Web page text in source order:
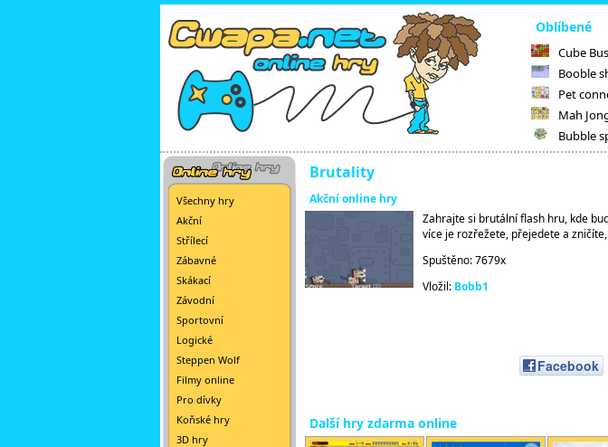
Oblíbené
Cube
Booble
Pet
Mah
Bubble
Všechny hry
Akční
Střílecí
Zábavné
Skákací
Závodní
Sportovní
Logické
Steppen Wolf
Filmy online
Pro dívky
Koňské hry
3D hry
Brutality
Akční online hry
Zahrajte si brutální flash hru, kde
více je rozřežete, přejedete a
Spuštěno: 7679x
Vložil: Bobb1
Facebook
Další hry zdarma online